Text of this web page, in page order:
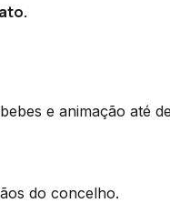
e animação até de
do concelho.